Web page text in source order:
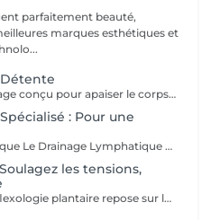
parfaitement beauté,
Détente
Massage Relaxant. Un massage conçu pour apaiser le corps et l'esprit, soulager les tensions et vous offrir un moment de pure détente pour homme et femme, Détente Musculaire : Les mouvements doux et enveloppants relâchent les tensions accumulées, offrant une sensation de légèreté et de bien-être physique. Revitalisation de l'Esprit : Un massage relaxant aide à clarifier les pensées et à retrouver une paix intérieure, indispensable pour affronter le quotidien avec sérénité. Réduction du Stress : Les massages relaxants permettent de diminuer les niveaux de stress en induisant une profonde relaxation et en équilibrant les émotions. Amélioration du Sommeil : En relaxant les muscles et en calmant l'esprit, ces massages favorisent un sommeil réparateur et de meilleure qualité. Praticiennes Qualifiées : Sont spécialisés dans les techniques de relaxation pour vous offrir une expérience relaxante. Ambiance Apaisante : Profitez d'un environnement calme idéal pour une évasion . Adapté à Tous : Que vous soyez un homme ou une femme, nos massages sont personnalisés pour répondre à vos besoins spécifiques. Accordez-vous un moment de paix et de détente car personne ne le mérite plus que vous.
: Pour une
Massage Drainage Lymphatique Le Drainage Lymphatique Manuel c'est une technique de massage douce visant à réduire la rétention d'eau, stimuler la circulation lymphatique et détoxifier le corps. Il aide à diminuer la cellulite, remodeler le corps et renforcer le système immunitaire. Les Bienfaits Réduction de la Rétention d'Eau : Soulage les gonflements et favorise un fonctionnement corporel équilibré. Stimulation de la Circulation Lymphatique : Aide à éliminer les déchets et toxines. Détoxification : Contribue à un système immunitaire plus sain. Réduction de la Cellulite : Lisse et tonifie la peau. Remodelage du Corps : Améliore l'apparence générale. Soulagement Post-Opératoire : Réduit l'dème et accélère la guérison. Soulagement des Jambes Lourdes : Réduit la sensation de lourdeur et de fatigue dans les jambes. La Technique Le DLM utilise des mouvements légers et rythmiques, appliqués en direction du cur pour encourager le drainage lymphatique. C'est une méthode non invasive, relaxante et efficace. Indications Le DLM est recommandé pour : Gonflements et dèmes Cellulite Gonflements post-opératoires Jambes lourdes et fatiguées Fatigue chronique Système immunitaire affaibli Besoins de détoxification Nos praticiennes diplomées: Carla Fatima Lisete Marie Francesca Offrez-vous un moment de purification et de légèreté, car personne ne mérite plus de prendre soin de son corps que vous
les tensions,
Réflexologie plantaire. La réflexologie plantaire repose sur le principe que les pieds sont une représentation miniature du corps humain. Chaque terminaison nerveuse correspond à un organe ou une partie de l'organisme. Lorsqu'un organe fonctionne mal, la circulation de l'énergie vitale est entravée, ce qui se répercute au niveau des pieds. Objectifs de la Réflexologie Plantaire La réflexologie vise à stimuler les capacités d'autorégulation du corps. La pression dynamique exercée sur une zone spécifique (zone réflexe) provoque un effet thérapeutique sur l'organe correspondant. Indications Thérapeutiques La réflexologie est indiquée pour les troubles fonctionnels tels que : Gestion du stress Maux de dos Troubles digestifs Migraines Troubles du sommeil Sinusite Douleurs Estheticienne Formée Marie